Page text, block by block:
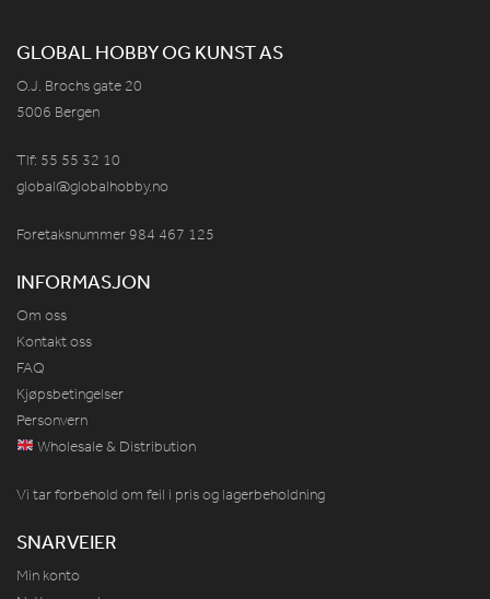
GLOBAL HOBBY OG KUNST AS
O.J. Brochs gate 20
5006 Bergen
Tlf: 55 55 32 10
global@globalhobby.no
Foretaksnummer 984 467 125
INFORMASJON
Om oss
Kontakt oss
FAQ
Kjøpsbetingelser
Personvern
Wholesale & Distribution
Vi tar forbehold om feil i pris og lagerbeholdning
SNARVEIER
Min konto